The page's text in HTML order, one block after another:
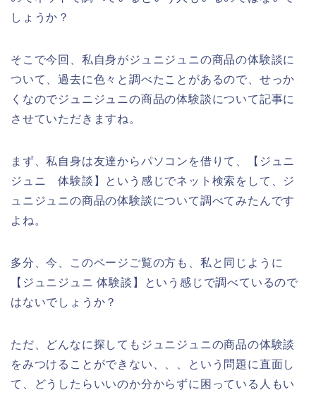
しょうか？
そこで今回、私自身がジュニジュニの商品の体験談に
ついて、過去に色々と調べたことがあるので、せっか
くなのでジュニジュニの商品の体験談について記事に
させていただきますね。
まず、私自身は友達からパソコンを借りて、【ジュニ
ジュニ 体験談】という感じでネット検索をして、ジ
ュニジュニの商品の体験談について調べてみたんです
よね。
多分、今、このページご覧の方も、私と同じように
【ジュニジュニ 体験談】という感じで調べているので
はないでしょうか？
ただ、どんなに探してもジュニジュニの商品の体験談
をみつけることができない、、、という問題に直面し
て、どうしたらいいのか分からずに困っている人もい